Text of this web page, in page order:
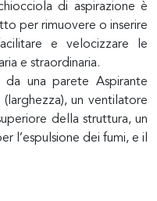
di aspirazione è
per rimuovere o inserire
e velocizzare le
e straordinaria.
una parete Aspirante
un ventilatore
della struttura, un
l’espulsione dei fumi, e il